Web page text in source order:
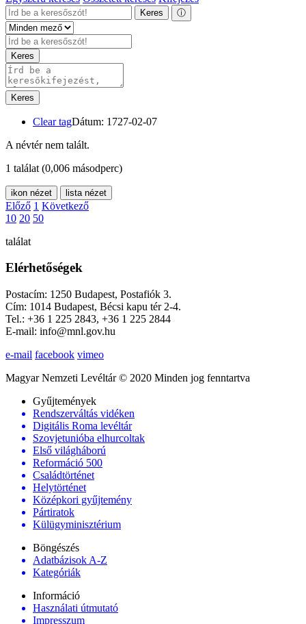
Keres ⓘ
Keres
Keres
Clear tagDátum: 1727-02-07
A névtér nem talált.
1 találat (0,006 másodperc)
ikon nézet lista nézet
Előző 1 Következő
10 20 50
találat
Elérhetőségek
Postacím: 1250 Budapest, Postafiók 3.
Cím: 1014 Budapest, Bécsi kapu tér 2-4.
Tel.: +36 1 225 2843, +36 1 225 2844
E-mail: info@mnl.gov.hu
e-mail facebook vimeo
Magyar Nemzeti Levéltár © 2020 Minden jog fenntartva
Gyűjtemények
Rendszerváltás vidéken
Digitális Roma levéltár
Szovjetunióba elhurcoltak
Első világháború
Reformáció 500
Családtörténet
Helytörténet
Középkori gyűjtemény
Pártiratok
Külügyminisztérium
Böngészés
Adatbázisok A-Z
Kategóriák
Információ
Használati útmutató
Impresszum